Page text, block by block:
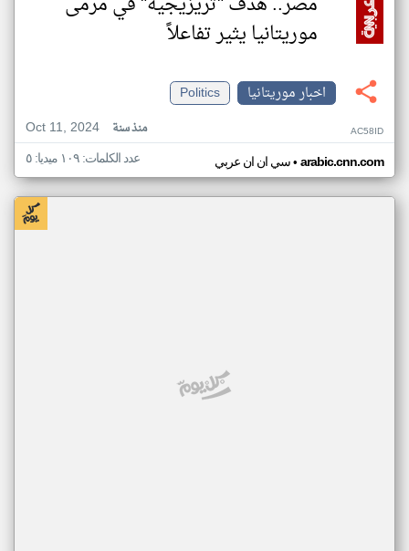
موريتانيا يثير تفاعلاً
اخبار موريتانيا
Politics
Oct 11, 2024
منذ سنة AC58ID
سي ان ان عربي• arabic.cnn.com عدد الكلمات: ١٠٩ ميديا: ٥